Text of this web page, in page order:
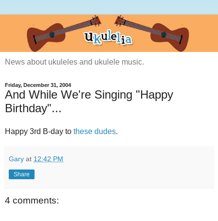
News about ukuleles and ukulele music.
Friday, December 31, 2004
And While We're Singing "Happy
Birthday"...
Happy 3rd B-day to these dudes.
Gary at 12:42 PM
Share
4 comments: